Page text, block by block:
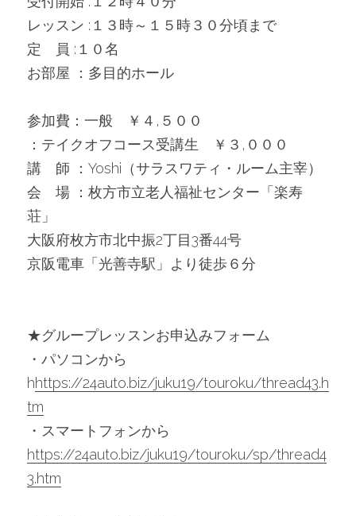
レッスン :１３時～１５時３０分頃まで
定　員 :１０名
お部屋 ：多目的ホール
参加費：一般　￥４,５００
：テイクオフコース受講生　￥３,０００
講　師 ：Yoshi（サラスワティ・ルーム主宰）
会　場 ：枚方市立老人福祉センター「楽寿
荘」
大阪府枚方市北中振2丁目3番44号
京阪電車「光善寺駅」より徒歩６分
★グループレッスンお申込みフォーム
・パソコンから
hhttps://24auto.biz/juku19/touroku/thread43.h
tm
・スマートフォンから
https://24auto.biz/juku19/touroku/sp/thread4
3.htm